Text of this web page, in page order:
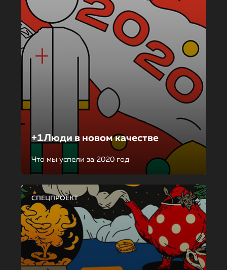
+1Люди в новом качестве
Что мы успели за 2020 год
СПЕЦПРОЕКТ